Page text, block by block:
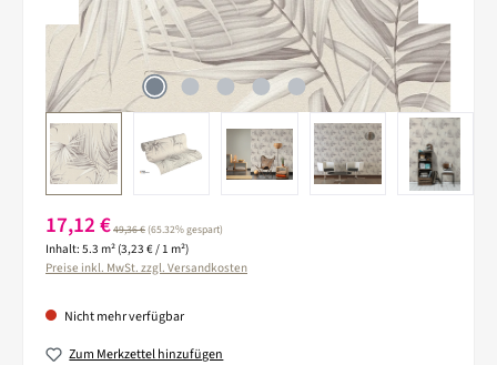
Verkaufspreis:
17,12 €Regulärer Preis:
49,36 €(65.32% gespart)
Inhalt: 5.3 m² (3,23 € / 1 m²)
Preise inkl. MwSt. zzgl. Versandkosten
Nicht mehr verfügbar
Zum Merkzettel hinzufügen